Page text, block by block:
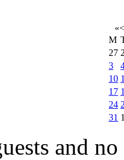
«<
M
27
3
10
17
24
31
and